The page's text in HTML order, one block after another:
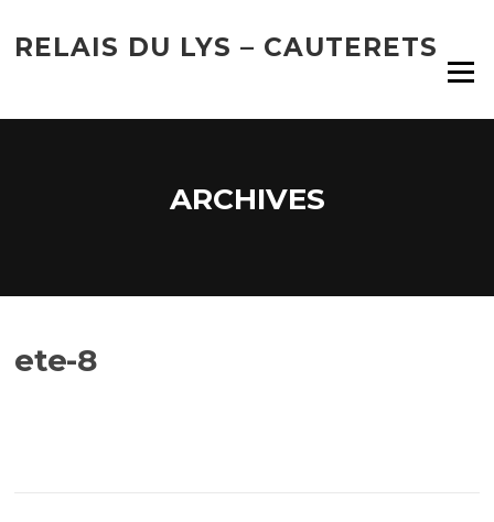
contenu
RELAIS DU LYS – CAUTERETS
Menu
ARCHIVES
ete-8